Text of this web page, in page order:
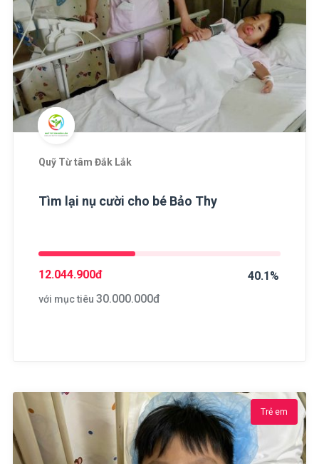
Quỹ Từ tâm Đắk Lắk
Tìm lại nụ cười cho bé Bảo Thy
40.1%
12.044.900đ
với mục tiêu 30.000.000đ
Trẻ em